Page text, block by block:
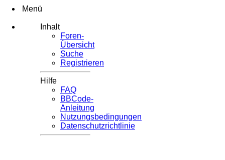
Menü
Inhalt
Foren-
Übersicht
Suche
Registrieren
Hilfe
FAQ
BBCode-
Anleitung
Nutzungsbedingungen
Datenschutzrichtlinie